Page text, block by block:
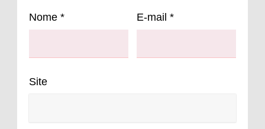
Nome * E-mail *
Site